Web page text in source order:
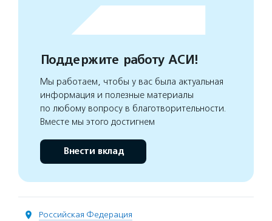
Поддержите работу АСИ!
Мы работаем, чтобы у вас была актуальная
информация и полезные материалы
по любому вопросу в благотворительности.
Вместе мы этого достигнем
Внести вклад
Российская Федерация